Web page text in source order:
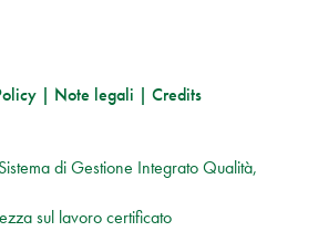
| Note legali | Credits
Sistema di Gestione Integrato Qualità,
sul lavoro certificato